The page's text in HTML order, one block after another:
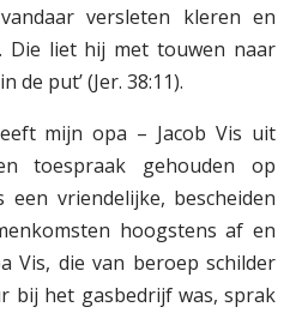
versleten kleren en
Die liet hij met touwen naar
de put’ (Jer. 38:11).
mijn opa – Jacob Vis uit
toespraak gehouden op
een vriendelijke, bescheiden
hoogstens af en
Vis, die van beroep schilder
bij het gasbedrijf was, sprak